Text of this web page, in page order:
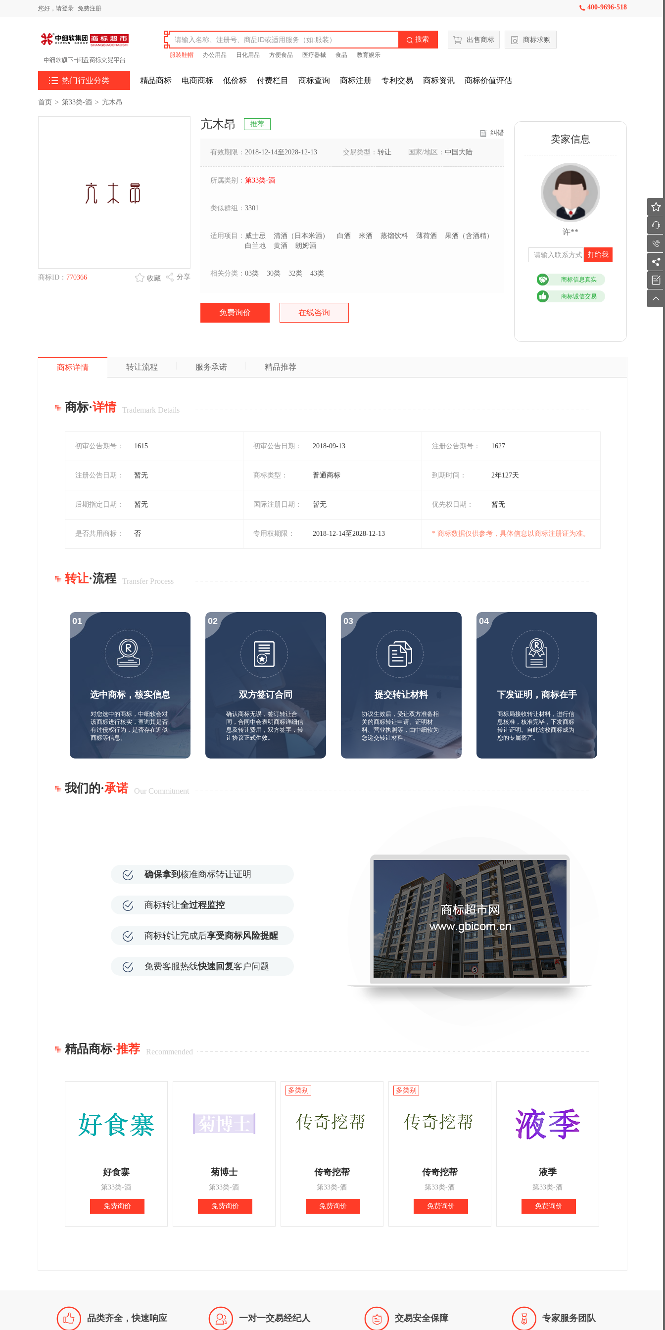
您好， 请登录 免费注册  400-9696-518
 搜索
服装鞋帽 办公用品 日化用品 方便食品 医疗器械 食品 教育娱乐
出售商标 商标求购
 热门行业分类 精品商标 电商商标 低价标 付费栏目 商标查询 商标注册 专利交易 商标资讯 商标价值评估
首页 > 第33类-酒 > 亢木昂
商标ID： 770366 分享
收藏
亢木昂
推荐
纠错
有效期限： 2018-12-14至2028-12-13 交易类型： 转让 国家/地区： 中国大陆
所属类别： 第33类-酒
类似群组： 3301
适用项目： 威士忌 清酒（日本米酒） 白酒 米酒 蒸馏饮料 薄荷酒
果酒（含酒精）
白兰地
黄酒 朗姆酒
相关分类： 03类 30类 32类 43类
免费询价 在线咨询
卖家信息
许**
打给我
商标信息真实
商标诚信交易
商标详情 转让流程 服务承诺 精品推荐
商标·详情 Trademark Details
初审公告期号： 1615 初审公告日期： 2018-09-13 注册公告期号： 1627
注册公告日期： 暂无 商标类型： 普通商标 到期时间： 2年127天
后期指定日期： 暂无 国际注册日期： 暂无 优先权日期： 暂无
是否共用商标： 否 专用权期限： 2018-12-14至2028-12-13 * 商标数据仅供参考，具体信息以商标注册证为准。
转让·流程 Transfer Process
选中商标，核实信息
对您选中的商标，中细软会对
该商标进行核实，查询其是否
有过侵权行为，是否存在近似
商标等信息。
双方签订合同
确认商标无误，签订转让合
同，合同中会表明商标详细信
息及转让费用，双方签字，转
让协议正式生效。
提交转让材料
协议生效后，受让双方准备相
关的商标转让申请、证明材
料、营业执照等，由中细软为
您递交转让材料。
下发证明，商标在手
商标局接收转让材料，进行信
息核准，核准完毕，下发商标
转让证明。自此这枚商标成为
您的专属资产。
我们的·承诺 Our Commitment
确保拿到 核准商标转让证明
商标转让全过程监控
商标转让完成后享受商标风险提醒
免费客服热线快速回复客户问题
精品商标·推荐 Recommended
好食寨
第33类-酒
免费询价
菊博士
第33类-酒
免费询价
传奇挖帮
第33类-酒
免费询价
多类别
传奇挖帮
第33类-酒
免费询价
多类别
液季
第33类-酒
免费询价
 品类齐全，快速响应  一对一交易经纪人  交易安全保障  专家服务团队





